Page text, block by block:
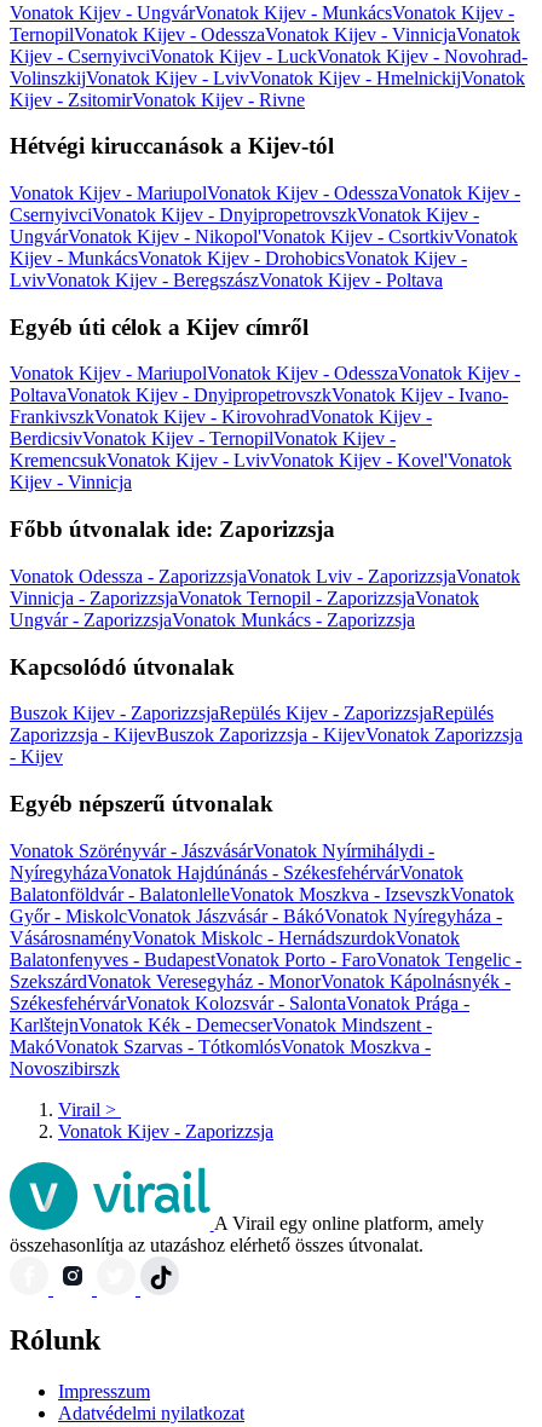
Vonatok Kijev - UngvárVonatok Kijev - MunkácsVonatok Kijev -
TernopilVonatok Kijev - OdesszaVonatok Kijev - VinnicjaVonatok
Kijev - CsernyivciVonatok Kijev - LuckVonatok Kijev - Novohrad-
VolinszkijVonatok Kijev - LvivVonatok Kijev - HmelnickijVonatok
Kijev - ZsitomirVonatok Kijev - Rivne
Hétvégi kiruccanások a Kijev-tól
Vonatok Kijev - MariupolVonatok Kijev - OdesszaVonatok Kijev -
CsernyivciVonatok Kijev - DnyipropetrovszkVonatok Kijev -
UngvárVonatok Kijev - Nikopol'Vonatok Kijev - CsortkivVonatok
Kijev - MunkácsVonatok Kijev - DrohobicsVonatok Kijev -
LvivVonatok Kijev - BeregszászVonatok Kijev - Poltava
Egyéb úti célok a Kijev címről
Vonatok Kijev - MariupolVonatok Kijev - OdesszaVonatok Kijev -
PoltavaVonatok Kijev - DnyipropetrovszkVonatok Kijev - Ivano-
FrankivszkVonatok Kijev - KirovohradVonatok Kijev -
BerdicsivVonatok Kijev - TernopilVonatok Kijev -
KremencsukVonatok Kijev - LvivVonatok Kijev - Kovel'Vonatok
Kijev - Vinnicja
Főbb útvonalak ide: Zaporizzsja
Vonatok Odessza - ZaporizzsjaVonatok Lviv - ZaporizzsjaVonatok
Vinnicja - ZaporizzsjaVonatok Ternopil - ZaporizzsjaVonatok
Ungvár - ZaporizzsjaVonatok Munkács - Zaporizzsja
Kapcsolódó útvonalak
Buszok Kijev - ZaporizzsjaRepülés Kijev - ZaporizzsjaRepülés
Zaporizzsja - KijevBuszok Zaporizzsja - KijevVonatok Zaporizzsja
- Kijev
Egyéb népszerű útvonalak
Vonatok Szörényvár - JászvásárVonatok Nyírmihálydi -
NyíregyházaVonatok Hajdúnánás - SzékesfehérvárVonatok
Balatonföldvár - BalatonlelleVonatok Moszkva - IzsevszkVonatok
Győr - MiskolcVonatok Jászvásár - BákóVonatok Nyíregyháza -
VásárosnaményVonatok Miskolc - HernádszurdokVonatok
Balatonfenyves - BudapestVonatok Porto - FaroVonatok Tengelic -
SzekszárdVonatok Veresegyház - MonorVonatok Kápolnásnyék -
SzékesfehérvárVonatok Kolozsvár - SalontaVonatok Prága -
KarlštejnVonatok Kék - DemecserVonatok Mindszent -
MakóVonatok Szarvas - TótkomlósVonatok Moszkva -
Novoszibirszk
Virail >
Vonatok Kijev - Zaporizzsja
A Virail egy online platform, amely
összehasonlítja az utazáshoz elérhető összes útvonalat.
Rólunk
Impresszum
Adatvédelmi nyilatkozat